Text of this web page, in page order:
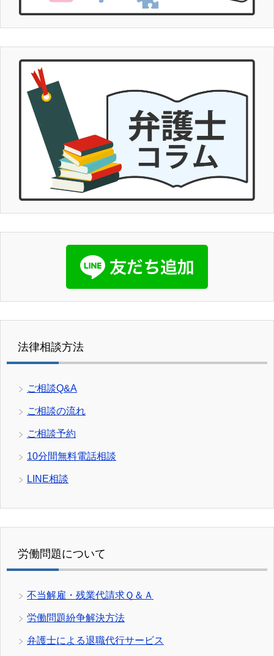
法律相談方法
ご相談Q&A
ご相談の流れ
ご相談予約
10分間無料電話相談
LINE相談
労働問題について
不当解雇・残業代請求Ｑ＆Ａ
労働問題紛争解決方法
弁護士による退職代行サービス